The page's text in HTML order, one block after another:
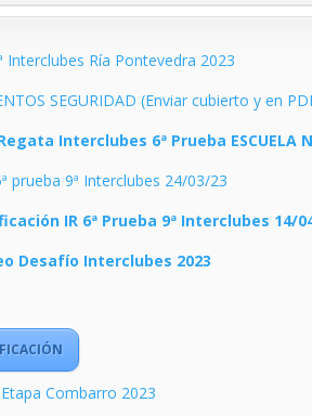
Interclubes Ría Pontevedra 2023
SEGURIDAD (Enviar cubierto y en
Interclubes 6ª Prueba ESCUELA
prueba 9ª Interclubes 24/03/23
IR 6ª Prueba 9ª Interclubes 14/
Desafío Interclubes 2023
Combarro 2023